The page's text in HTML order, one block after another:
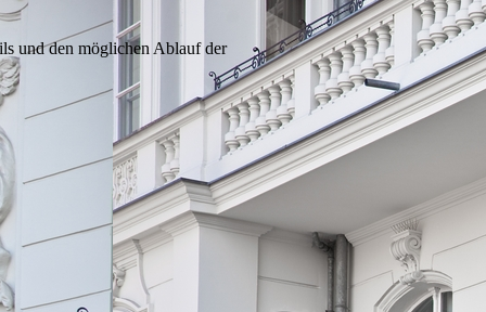
und den möglichen Ablauf der